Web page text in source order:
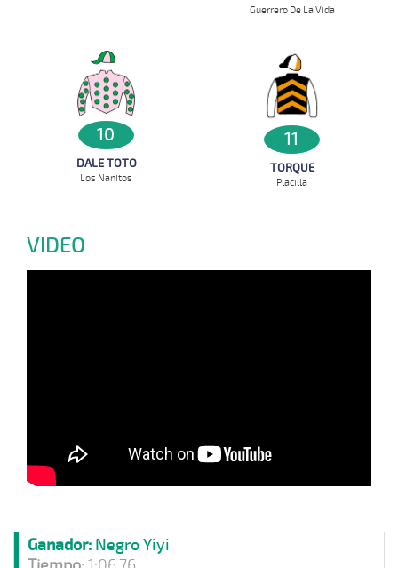
Guerrero De La Vida
10
DALE TOTO
Los Nanitos
11
TORQUE
Placilla
VIDEO
Ganador: Negro Yiyi